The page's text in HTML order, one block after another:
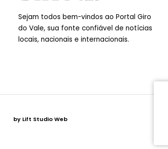
Sejam todos bem-vindos ao Portal Giro
do Vale, sua fonte confiável de notícias
locais, nacionais e internacionais.
by Lift Studio Web